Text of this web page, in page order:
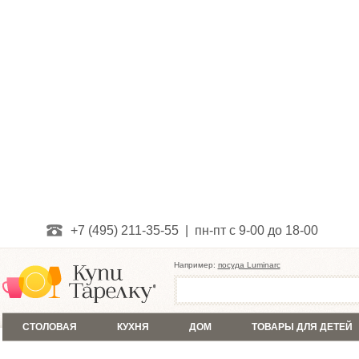
+7 (495) 211-35-55 | пн-пт с 9-00 до 18-00
Например: посуда Luminarc
СТОЛОВАЯ КУХНЯ ДОМ ТОВАРЫ ДЛЯ ДЕТЕЙ